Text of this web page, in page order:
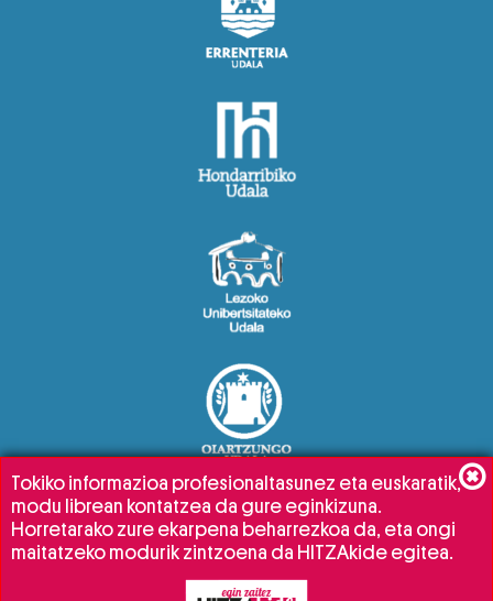
Tokiko informazioa profesionaltasunez eta euskaratik,
modu librean kontatzea da gure eginkizuna.
Horretarako zure ekarpena beharrezkoa da, eta ongi
maitatzeko modurik zintzoena da HITZAkide egitea.